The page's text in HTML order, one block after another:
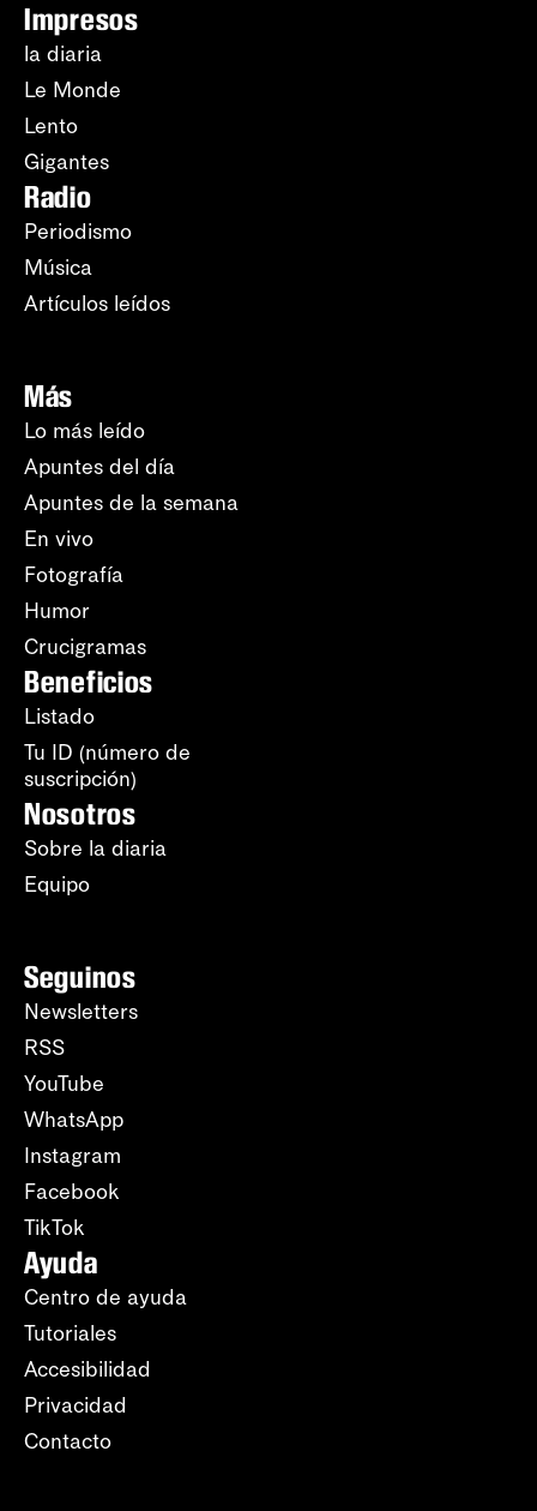
Impresos
la diaria
Le Monde
Lento
Gigantes
Radio
Periodismo
Música
Artículos leídos
Más
Lo más leído
Apuntes del día
Apuntes de la semana
En vivo
Fotografía
Humor
Crucigramas
Beneficios
Listado
Tu ID (número de
suscripción)
Nosotros
Sobre la diaria
Equipo
Seguinos
Newsletters
RSS
YouTube
WhatsApp
Instagram
Facebook
TikTok
Ayuda
Centro de ayuda
Tutoriales
Accesibilidad
Privacidad
Contacto